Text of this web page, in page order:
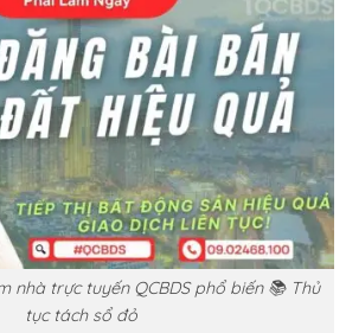
nhà trực tuyến QCBDS phổ biến 📚 Thủ
tục tách sổ đỏ